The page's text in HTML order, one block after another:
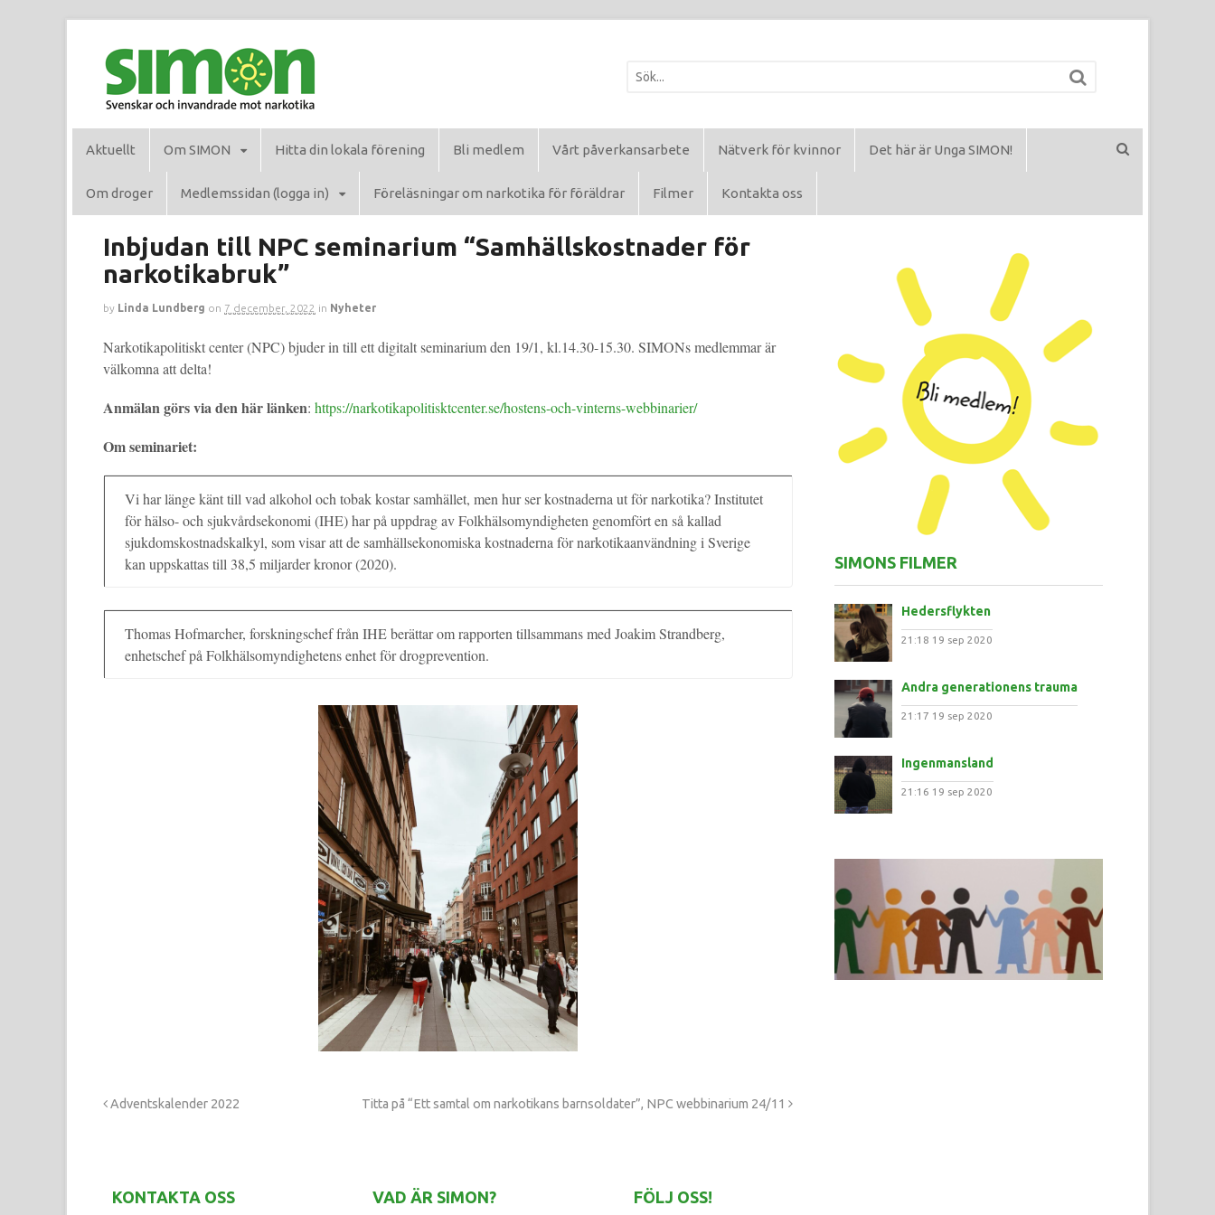
Aktuellt Om SIMON Hitta din lokala förening Bli medlem Vårt påverkansarbete Nätverk för kvinnor Det här är Unga SIMON!
Om droger Medlemssidan (logga in) Föreläsningar om narkotika för föräldrar Filmer Kontakta oss
Inbjudan till NPC seminarium “Samhällskostnader för
narkotikabruk”
by Linda Lundberg on 7 december, 2022 in Nyheter
Narkotikapolitiskt center (NPC) bjuder in till ett digitalt seminarium den 19/1, kl.14.30-15.30. SIMONs medlemmar är
välkomna att delta!
Anmälan görs via den här länken: https://narkotikapolitisktcenter.se/hostens-och-vinterns-webbinarier/
Om seminariet:
Vi har länge känt till vad alkohol och tobak kostar samhället, men hur ser kostnaderna ut för narkotika? Institutet
för hälso- och sjukvårdsekonomi (IHE) har på uppdrag av Folkhälsomyndigheten genomfört en så kallad
sjukdomskostnadskalkyl, som visar att de samhällsekonomiska kostnaderna för narkotikaanvändning i Sverige
kan uppskattas till 38,5 miljarder kronor (2020).
Thomas Hofmarcher, forskningschef från IHE berättar om rapporten tillsammans med Joakim Strandberg,
enhetschef på Folkhälsomyndighetens enhet för drogprevention.
Adventskalender 2022 Titta på “Ett samtal om narkotikans barnsoldater”, NPC webbinarium 24/11
SIMONS FILMER
Hedersflykten
21:18 19 sep 2020
Andra generationens trauma
21:17 19 sep 2020
Ingenmansland
21:16 19 sep 2020
KONTAKTA OSS VAD ÄR SIMON? FÖLJ OSS!